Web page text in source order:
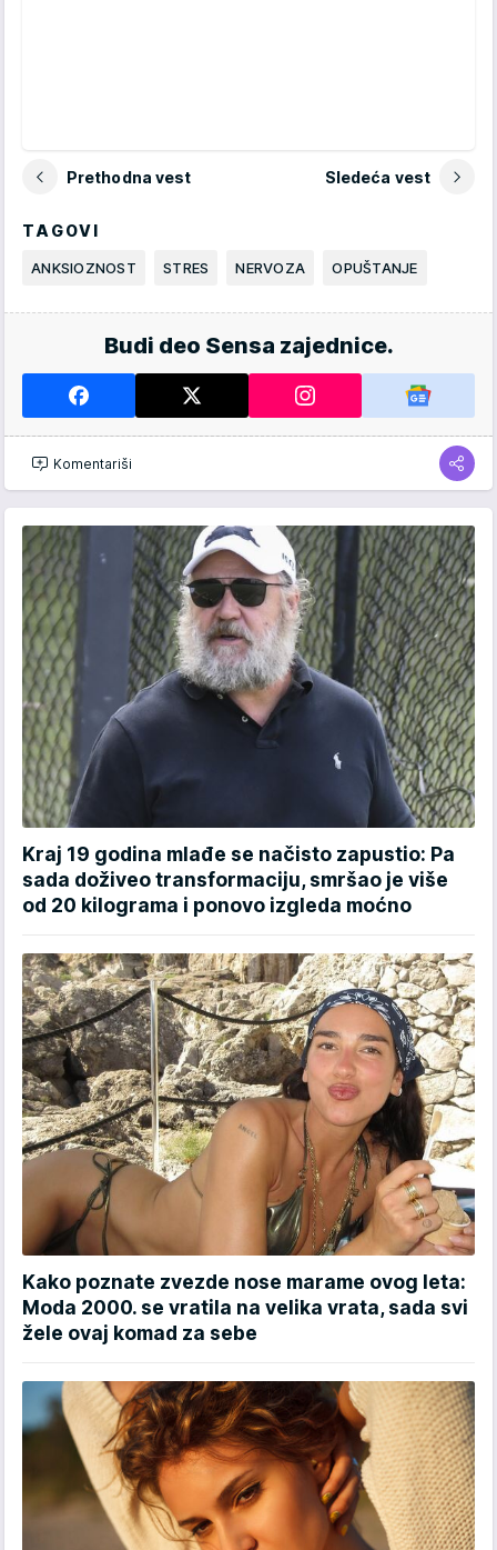
Prethodna vest Sledeća vest
TAGOVI
ANKSIOZNOST STRES NERVOZA OPUŠTANJE
Budi deo Sensa zajednice.
Komentariši
Kraj 19 godina mlađe se načisto zapustio: Pa
sada doživeo transformaciju, smršao je više
od 20 kilograma i ponovo izgleda moćno
Kako poznate zvezde nose marame ovog leta:
Moda 2000. se vratila na velika vrata, sada svi
žele ovaj komad za sebe